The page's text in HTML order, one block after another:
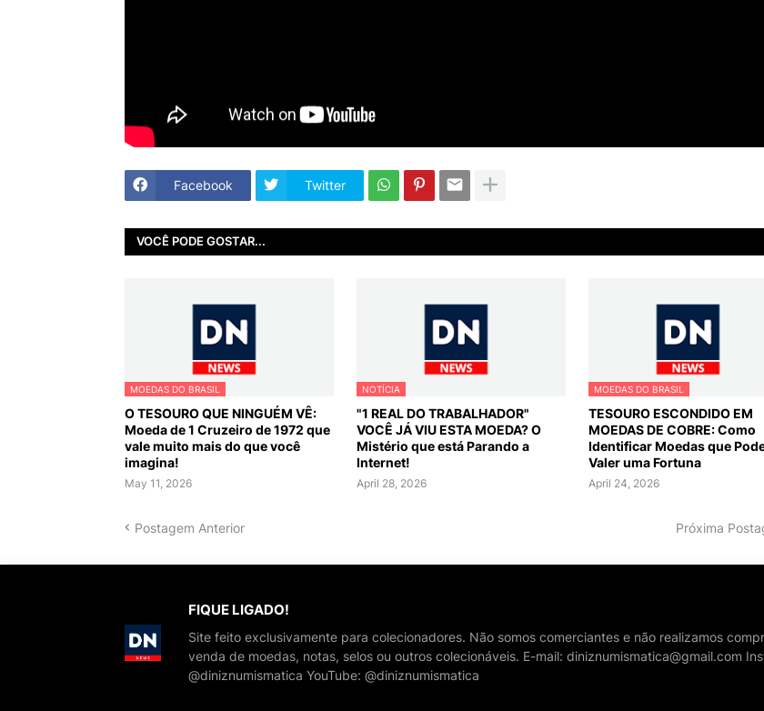
Facebook Twitter
VOCÊ PODE GOSTAR...
MOEDAS DO BRASIL
O TESOURO QUE NINGUÉM VÊ:
Moeda de 1 Cruzeiro de 1972 que
vale muito mais do que você
imagina!
May 11, 2026
NOTÍCIA
"1 REAL DO TRABALHADOR"
VOCÊ JÁ VIU ESTA MOEDA? O
Mistério que está Parando a
Internet!
April 28, 2026
MOEDAS DO BRASIL
TESOURO ESCONDIDO EM
MOEDAS DE COBRE: Como
Identificar Moedas que
Valer uma Fortuna
April 24, 2026
Postagem Anterior Próxima
FIQUE LIGADO!
Site feito exclusivamente para colecionadores. Não somos comerciantes e não realizamos
venda de moedas, notas, selos ou outros colecionáveis. E-mail: diniznumismatica@gmail.com
@diniznumismatica YouTube: @diniznumismatica